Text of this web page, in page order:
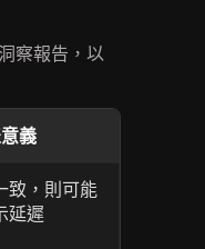
察報告，以
義
致，則可能
延遲